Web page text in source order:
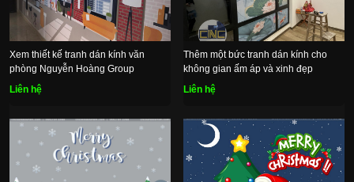
Xem thiết kế tranh dán kính văn
phòng Nguyễn Hoàng Group
Liên hệ
Thêm một bức tranh dán kính cho
không gian ấm áp và xinh đẹp
Liên hệ